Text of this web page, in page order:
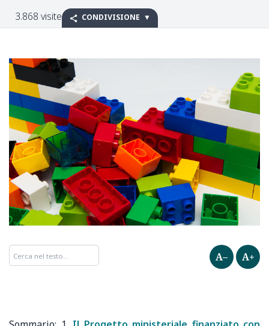
3.868 visite CONDIVISIONE
A– A+